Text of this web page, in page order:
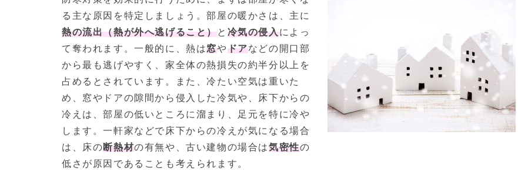
る主な原因を特定しましょう。部屋の暖かさは、主に
熱の流出（熱が外へ逃げること）と 冷気の侵入によっ
て奪われます。一般的に、熱は窓やドアなどの開口部
から最も逃げやすく、家全体の熱損失の約半分以上を
占めるとされています。また、冷たい空気は重いた
め、窓やドアの隙間から侵入した冷気や、床下からの
冷えは、部屋の低いところに溜まり、足元を特に冷や
します。一軒家などで床下からの冷えが気になる場合
は、床の断熱材の有無や、古い建物の場合は気密性の
低さが原因であることも考えられます。